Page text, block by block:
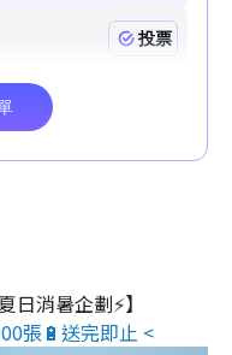
日消暑企劃⚡】
張🔋送完即止 <